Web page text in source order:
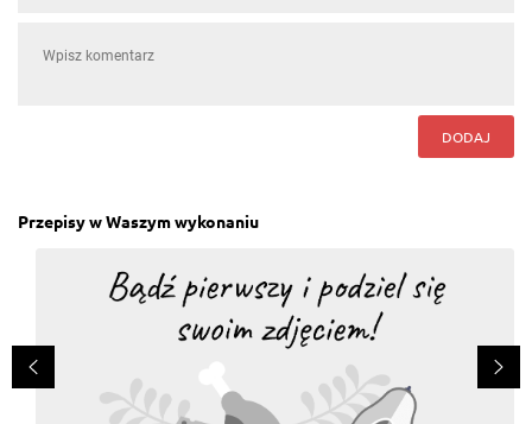
DODAJ
Przepisy w Waszym wykonaniu